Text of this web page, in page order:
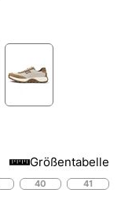
Größentabelle
40 41